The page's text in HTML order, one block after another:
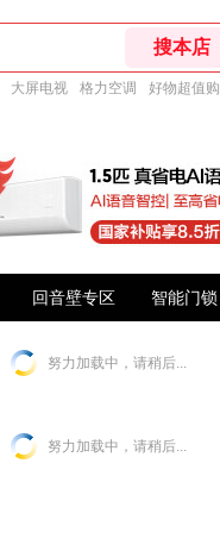
大屏电视 格力空调 好物超值购
回音壁专区 智能门锁
努力加载中，请稍后...
努力加载中，请稍后...